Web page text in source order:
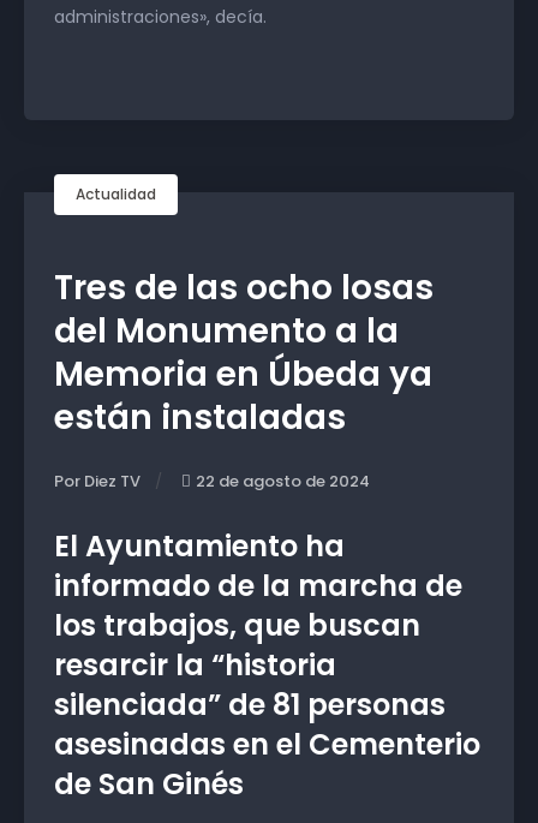
administraciones», decía.
Actualidad
Tres de las ocho losas
del Monumento a la
Memoria en Úbeda ya
están instaladas
Por Diez TV 22 de agosto de 2024
El Ayuntamiento ha
informado de la marcha de
los trabajos, que buscan
resarcir la “historia
silenciada” de 81 personas
asesinadas en el Cementerio
de San Ginés